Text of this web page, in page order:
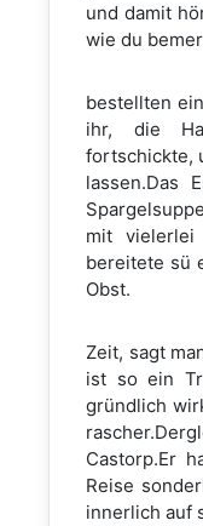
und damit
wie du
bestellten
ihr, die
fortschickte,
lassen.Das
mit
bereitete sü
Obst.
Zeit, sagt
ist so ein
gründlich
Castorp.Er
Reise
innerlich auf